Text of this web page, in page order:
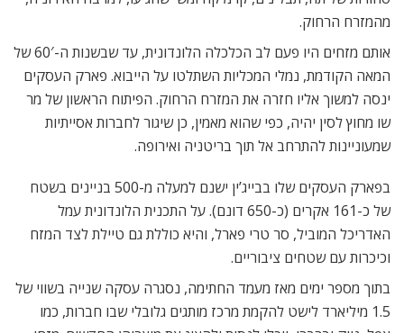
מהמזרח הרחוק.
אותם מזחים היו פעם לב הכלכלה הלונדונית, עד שבשנות ה-60′ של
המאה הקודמת, נמלי המכליות השתלטו על הייבוא. פארק העסקים
ינסה למשוך אליו חזרה את המזרח הרחוק. הפיתוח הראשון של מר
שו מחוץ לסין יהיה, כפי שהוא מאמין, כן שיגור לחברות אסייתיות
שמעוניינות להתרחב אל תוך בריטניה ואירופה.
בפארק העסקים שלו בבייג’ין ישנם למעלה מ-500 בניינים בשטח
של כ-161 אקרים (כ-650 דונם). על התכנית הלונדונית עמל
האדריכל המוביל, סר טרי פארל, והיא כוללת גם טיילת לצד המזח
וכיכרות עם שטחים ציבוריים.
בתוך מספר ימים מאז מעמד החתימה, נסגרה עסקה שנייה בשווי של
1.5 מיליארד לישט להקמת מרכז מותגים גלובלי שבו חברות, כמו